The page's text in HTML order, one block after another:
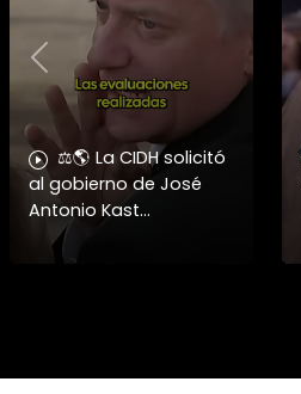
⚖️🌎 La CIDH solicitó
al gobierno de José
Antonio Kast
información detallada
sobre cambios
Previous